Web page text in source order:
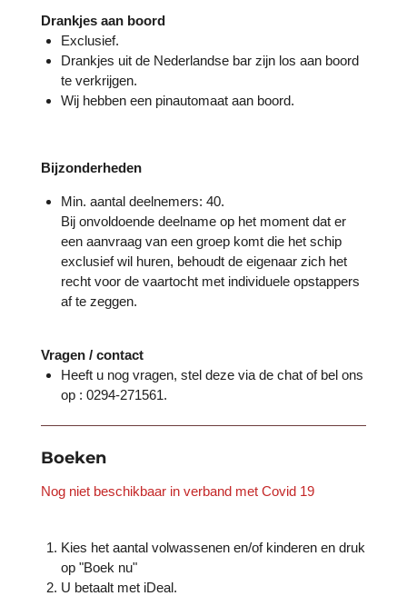
Drankjes aan boord
Exclusief.
Drankjes uit de Nederlandse bar zijn los aan boord
te verkrijgen.
Wij hebben een pinautomaat aan boord.
Bijzonderheden
Min. aantal deelnemers: 40.
Bij onvoldoende deelname op het moment dat er
een aanvraag van een groep komt die het schip
exclusief wil huren, behoudt de eigenaar zich het
recht voor de vaartocht met individuele opstappers
af te zeggen.
Vragen / contact
Heeft u nog vragen, stel deze via de chat of bel ons
op : 0294-271561.
Boeken
Nog niet beschikbaar in verband met Covid 19
Kies het aantal volwassenen en/of kinderen en druk
op "Boek nu"
U betaalt met iDeal.